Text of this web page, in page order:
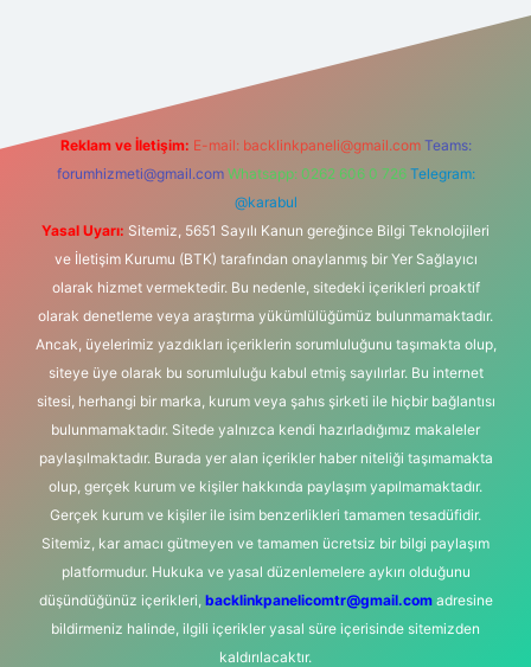
Reklam ve İletişim: E-mail: backlinkpaneli@gmail.com Teams:
forumhizmeti@gmail.com Whatsapp: 0262 606 0 726 Telegram:
@karabul
Yasal Uyarı: Sitemiz, 5651 Sayılı Kanun gereğince Bilgi Teknolojileri
ve İletişim Kurumu (BTK) tarafından onaylanmış bir Yer Sağlayıcı
olarak hizmet vermektedir. Bu nedenle, sitedeki içerikleri proaktif
olarak denetleme veya araştırma yükümlülüğümüz bulunmamaktadır.
Ancak, üyelerimiz yazdıkları içeriklerin sorumluluğunu taşımakta olup,
siteye üye olarak bu sorumluluğu kabul etmiş sayılırlar. Bu internet
sitesi, herhangi bir marka, kurum veya şahıs şirketi ile hiçbir bağlantısı
bulunmamaktadır. Sitede yalnızca kendi hazırladığımız makaleler
paylaşılmaktadır. Burada yer alan içerikler haber niteliği taşımamakta
olup, gerçek kurum ve kişiler hakkında paylaşım yapılmamaktadır.
Gerçek kurum ve kişiler ile isim benzerlikleri tamamen tesadüfidir.
Sitemiz, kar amacı gütmeyen ve tamamen ücretsiz bir bilgi paylaşım
platformudur. Hukuka ve yasal düzenlemelere aykırı olduğunu
düşündüğünüz içerikleri, backlinkpanelicomtr@gmail.comadresine
bildirmeniz halinde, ilgili içerikler yasal süre içerisinde sitemizden
kaldırılacaktır.